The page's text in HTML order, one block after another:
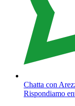
Chatta con
Rispondiamo